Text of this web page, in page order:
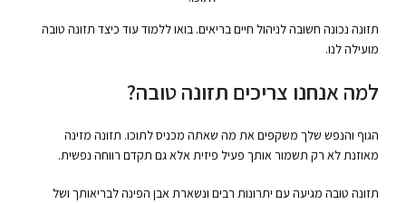
תזונה נכונה חשובה לניהול חיים בריאים. בואו ללמוד עוד כיצד תזונה טובה
מועילה לנו.
למה אנחנו צריכים תזונה טובה?
הגוף והנפש שלך משקפים את מה שאתה מכניס לתוכו. תזונה מזינה
מאוזנת לא רק תשמור אותך פעיל פיזית אלא גם תקדם רווחה נפשית.
תזונה טובה מגיעה עם יתרונות רבים ונשארת אבן הפינה לבריאותך ושל